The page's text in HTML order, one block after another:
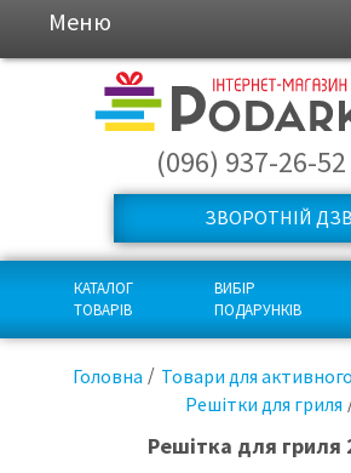
Меню
(096) 937-26-52
ЗВОРОТНІЙ
КАТАЛОГ
ТОВАРІВ
ВИБІР
ПОДАРУНКІВ
Головна
Товари для
Решітки для гриля
Решітка для гриля